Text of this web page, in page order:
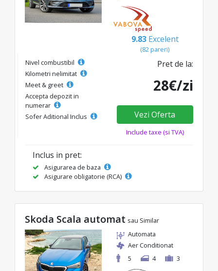
9.83 Excelent
(82 pareri)
Nivel combustibil
Kilometri nelimitat
Meet & greet
Accepta depozit in
numerar
Sofer Aditional Inclus
Pret de la:
28€/zi
Vezi Oferta
Include taxe (si TVA)
Inclus in pret:
Asigurarea de baza
Asigurare obligatorie (RCA)
Skoda Scala automat sau Similar
Automata
Aer Conditionat
5
4 3